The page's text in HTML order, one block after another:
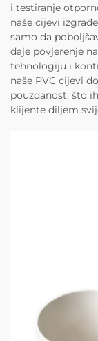
i testiranje
naše cijevi
samo da
daje povjerenje
tehnologiju i
naše PVC cijevi
pouzdanost, što
klijente diljem